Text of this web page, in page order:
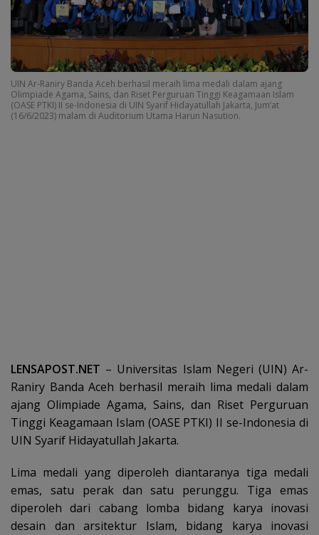
UIN Ar-Raniry Banda Aceh berhasil meraih lima medali dalam ajang
Olimpiade Agama, Sains, dan Riset Perguruan Tinggi Keagamaan Islam
(OASE PTKI) II se-Indonesia di UIN Syarif Hidayatullah Jakarta, Jum’at
(16/6/2023) malam di Auditorium Utama Harun Nasution.
LENSAPOST.NET – Universitas Islam Negeri (UIN) Ar-
Raniry Banda Aceh berhasil meraih lima medali dalam
ajang Olimpiade Agama, Sains, dan Riset Perguruan
Tinggi Keagamaan Islam (OASE PTKI) II se-Indonesia di
UIN Syarif Hidayatullah Jakarta.
Lima medali yang diperoleh diantaranya tiga medali
emas, satu perak dan satu perunggu. Tiga emas
diperoleh dari cabang lomba bidang karya inovasi
desain dan arsitektur Islam, bidang karya inovasi